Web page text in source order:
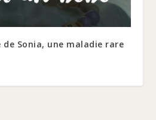
de Sonia, une maladie rare